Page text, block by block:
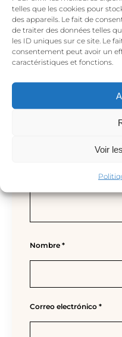
telles que les cookies pour
des appareils. Le fait de
de traiter des données telles
les ID uniques sur ce site. Le
consentement peut avoir un
caractéristiques et fonctions.
Voir
Sé el primero en
TERCER OJO –
Tu dirección de
publicada. Los
Nombre *
Correo electrónico *